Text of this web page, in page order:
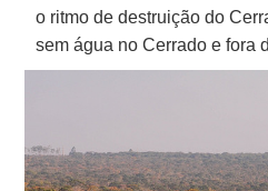
o ritmo de destruição do
sem água no Cerrado e fora